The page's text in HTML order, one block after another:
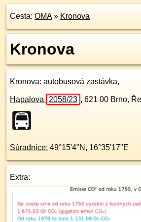
Cesta: OMA» Kronova
Kronova
Kronova: autobusová zastávka,
Hapalova 2058/23 , 621 00 Brno,
Súradnice: 49°15'4"N , 16°35'17"E
Extra: